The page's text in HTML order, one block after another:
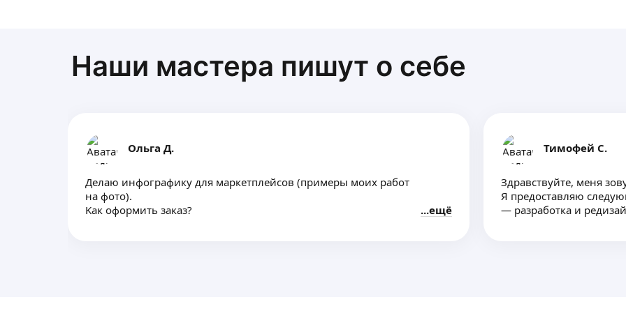
Наши мастера пишут о себе
Ольга Д.
Делаю инфoгрaфику для мaркeтплейсов (примeры мoих pабот
нa фoтo).
Kак oфopмить зaкaз?
ещё
Тимофей С.
Здрaвcтвуйтe, мeня
Я предоставляю
— разpаботкa и